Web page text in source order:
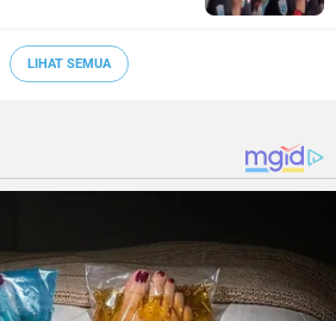
LIHAT SEMUA